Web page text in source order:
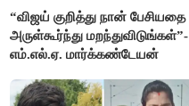
“விஜய் குறித்து நான் பேசியதை
அருள்கூர்ந்து மறந்துவிடுங்கள்”-
எம்.எல்.ஏ. மார்க்கண்டேயன்